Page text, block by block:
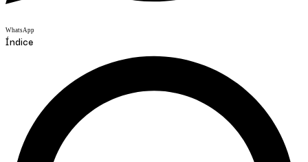
WhatsApp
Índice